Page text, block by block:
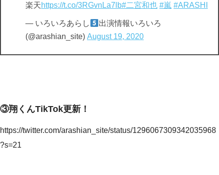
楽天https://t.co/3RGvnLa7lb#二宮和也 #嵐 #ARASHI
— いろいろあらし
出演情報いろいろ
(@arashian_site) August 19, 2020
③翔くんTikTok更新！
https://twitter.com/arashian_site/status/1296067309342035968
?s=21